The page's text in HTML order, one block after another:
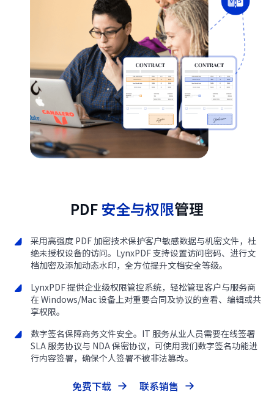
PDF安全与权限管理
采用高强度 PDF 加密技术保护客户敏感数据与机密文件，杜
绝未授权设备的访问。LynxPDF 支持设置访问密码、进行文
档加密及添加动态水印，全方位提升文档安全等级。
LynxPDF 提供企业级权限管控系统，轻松管理客户与服务商
在 Windows/Mac 设备上对重要合同及协议的查看、编辑或共
享权限。
数字签名保障商务文件安全。IT 服务从业人员需要在线签署
SLA 服务协议与 NDA 保密协议，可使用我们数字签名功能进
行内容签署，确保个人签署不被非法篡改。
免费下载 联系销售